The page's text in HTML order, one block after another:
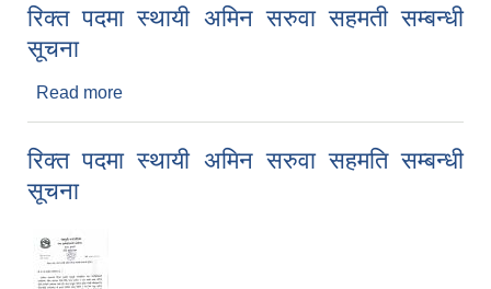
रिक्त पदमा स्थायी अमिन सरुवा सहमती सम्बन्धी
सूचना
Read more
रिक्त पदमा स्थायी अमिन सरुवा सहमति सम्बन्धी
सूचना